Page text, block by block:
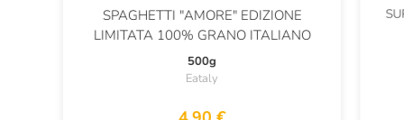
SPAGHETTI "AMORE" EDIZIONE
LIMITATA 100% GRANO ITALIANO
500g
Eataly